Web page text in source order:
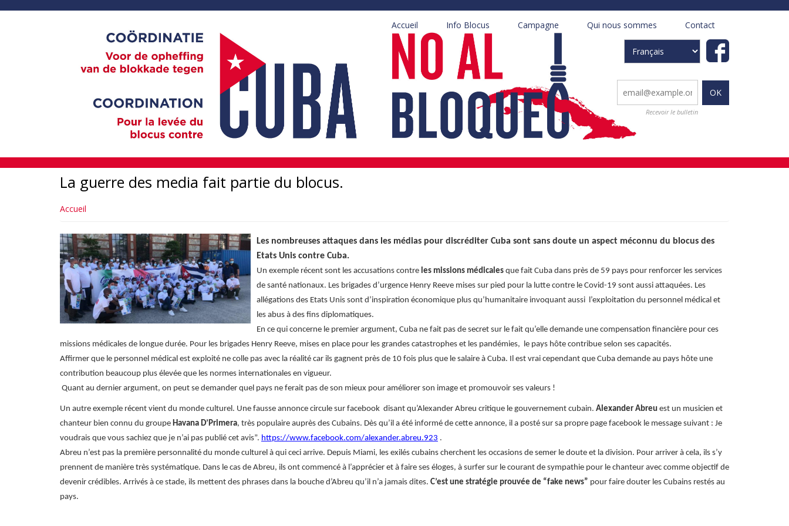
Accueil Info Blocus Campagne Qui nous sommes
Contact
Select
Recevoir le bulletin
La guerre des media fait partie du blocus.
Accueil
Les nombreuses attaques dans les médias pour discréditer Cuba sont sans doute un aspect méconnu du blocus des
Etats Unis contre Cuba.
Un exemple récent sont les accusations contreles missions médicalesque fait Cuba dans près de 59 pays pour renforcer les services
de santé nationaux. Les brigades d’urgence Henry Reeve mises sur pied pour la lutte contre le Covid-19 sont aussi attaquées. Les
allégations des Etats Unis sont d’inspiration économique plus qu’humanitaire invoquant aussi l’exploitation du personnel médical et
les abus à des fins diplomatiques.
En ce qui concerne le premier argument, Cuba ne fait pas de secret sur le fait qu’elle demande une compensation financière pour ces
missions médicales de longue durée. Pour les brigades Henry Reeve, mises en place pour les grandes catastrophes et les pandémies, le pays hôte contribue selon ses capacités.
Affirmer que le personnel médical est exploité ne colle pas avec la réalité car ils gagnent près de 10 fois plus que le salaire à Cuba. Il est vrai cependant que Cuba demande au pays hôte une
contribution beaucoup plus élevée que les normes internationales en vigueur.
Quant au dernier argument, on peut se demander quel pays ne ferait pas de son mieux pour améliorer son image et promouvoir ses valeurs !
Un autre exemple récent vient du monde culturel. Une fausse annonce circule sur facebook disant qu’Alexander Abreu critique le gouvernement cubain. Alexander Abreu est un musicien et
chanteur bien connu du groupe Havana D’Primera, très populaire auprès des Cubains. Dès qu’il a été informé de cette annonce, il a posté sur sa propre page facebook le message suivant : Je
voudrais que vous sachiez que je n’ai pas publié cet avis”. https://www.facebook.com/alexander.abreu.923 .
Abreu n’est pas la première personnalité du monde culturel à qui ceci arrive. Depuis Miami, les exilés cubains cherchent les occasions de semer le doute et la division. Pour arriver à cela, ils s’y
prennent de manière très systématique. Dans le cas de Abreu, ils ont commencé à l’apprécier et à faire ses éloges, à surfer sur le courant de sympathie pour le chanteur avec comme objectif de
devenir crédibles. Arrivés à ce stade, ils mettent des phrases dans la bouche d’Abreu qu’il n’a jamais dites. C’est une stratégie prouvée de “fake news” pour faire douter les Cubains restés au
pays.